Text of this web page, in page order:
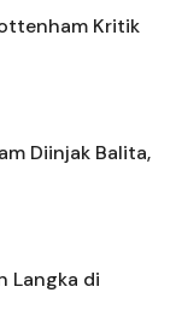
Kritik
Diinjak Balita,
Langka di